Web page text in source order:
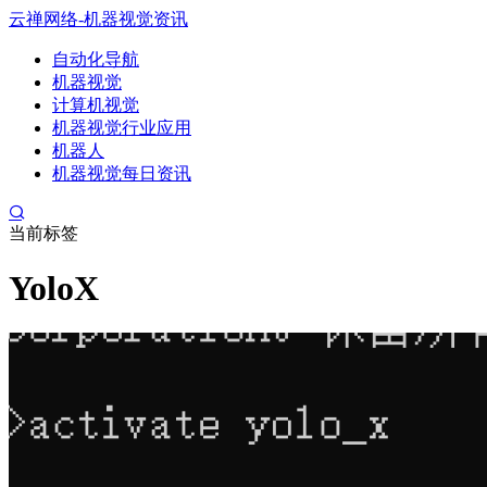
云禅网络-机器视觉资讯
自动化导航
机器视觉
计算机视觉
机器视觉行业应用
机器人
机器视觉每日资讯
当前标签
YoloX